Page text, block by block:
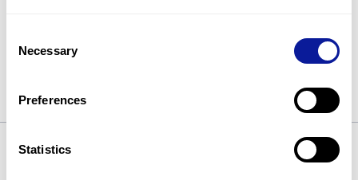
Selection
Necessary
Preferences
Statistics
2025.07.20